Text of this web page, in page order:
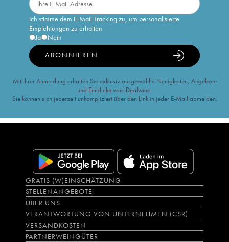
Ich stimme dem E-Mail-Tracking zu, um personalisierte
Empfehlungen zu erhalten
Ja
Nein
ABONNIEREN
Mit Ihrer Anmeldung erhalten Sie exklusiv ausgewählte Neuigkeiten, Angebote
und Einblicke von iDealwine.
Sie können sich jederzeit unkompliziert über den Link in jeder E-Mail abmelden.
GRATIS (W)EINSCHÄTZUNG
STELLENANGEBOTE
ÜBER UNS
VERANTWORTUNG VON UNTERNEHMEN (CSR)
VERSANDKOSTEN
PARTNERWEINGÜTER